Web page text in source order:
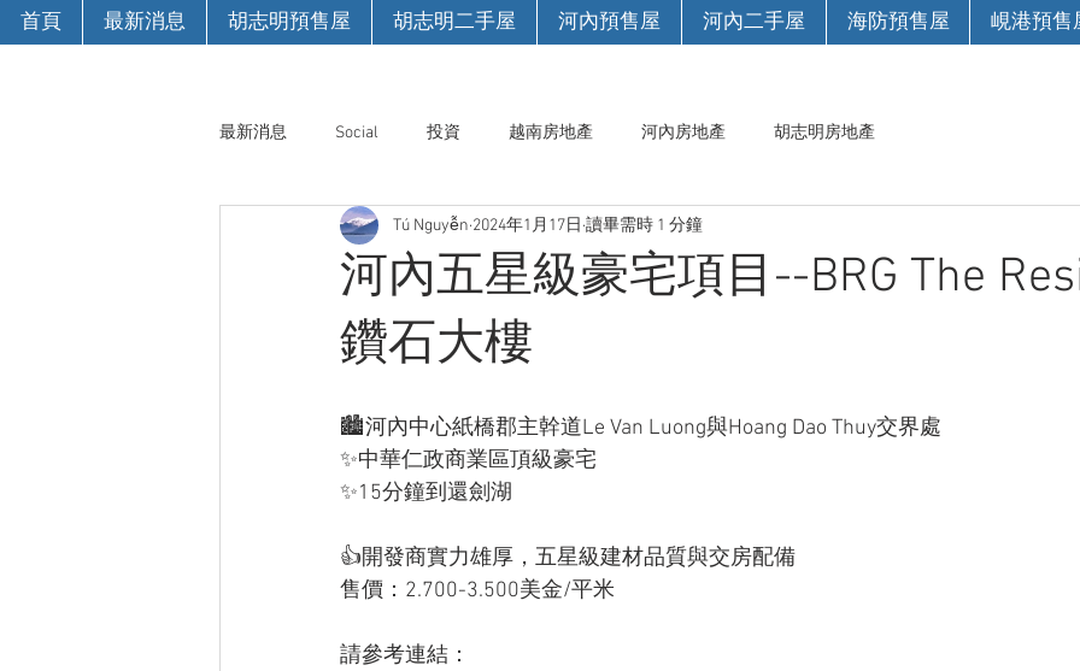
首頁 最新消息 胡志明預售屋 胡志明二手屋 河內預售屋 河內二手屋 海防預售屋 峴港預售
最新消息 Social 投資 越南房地產 河內房地產 胡志明房地產
河內五星級豪宅項目--BRG The
鑽石大樓
Tú Nguyễn 2024年1月17日 讀畢需時 1 分鐘
🏙️河內中心紙橋郡主幹道Le Van Luong與Hoang Dao Thuy交界處
✨中華仁政商業區頂級豪宅
✨15分鐘到還劍湖
👍開發商實力雄厚，五星級建材品質與交房配備
售價：2.700-3.500美金/平米
請參考連結：